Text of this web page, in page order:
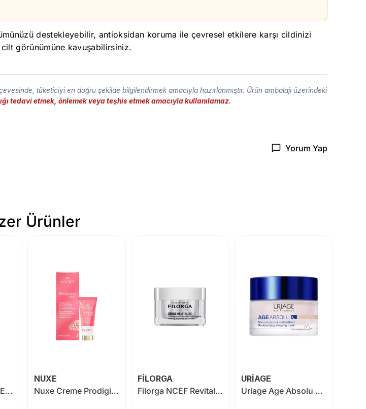
destekleyebilir, antioksidan koruma ile çevresel etkilere karşı cildinizi
görünümüne kavuşabilirsiniz.
tüketiciyi en doğru şekilde bilgilendirmek amacıyla hazırlanmıştır. Ürün ambalajı üzerindeki
tedavi etmek, önlemek veya teşhis etmek amacıyla kullanılamaz.
Yorum Yap
Ürünler
Filorga Time Filler Essence 150 ml
NUXE
Nuxe Creme Prodigieuse Boost Glow Boosting Cream 40 ml Night Recovery Oil Balm 15 ml HEDİYE
FİLORGA
Filorga NCEF Revitalize Yaşlanma Karşıtı Krem 50 ml
URİAGE
Uriage Age Absolu Redensifying Sleeping Mask 50 ml